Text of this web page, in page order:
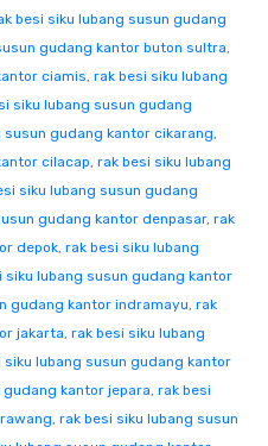
besi siku lubang susun gudang
gudang kantor buton sultra,
ciamis, rak besi siku lubang
siku lubang susun gudang
susun gudang kantor cikarang,
cilacap, rak besi siku lubang
siku lubang susun gudang
gudang kantor denpasar, rak
depok, rak besi siku lubang
siku lubang susun gudang kantor
gudang kantor indramayu, rak
jakarta, rak besi siku lubang
siku lubang susun gudang kantor
kantor jepara, rak besi
, rak besi siku lubang susun